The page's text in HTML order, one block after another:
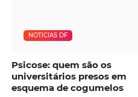
NOTICIAS DF
Psicose: quem são os
universitários presos em
esquema de cogumelos